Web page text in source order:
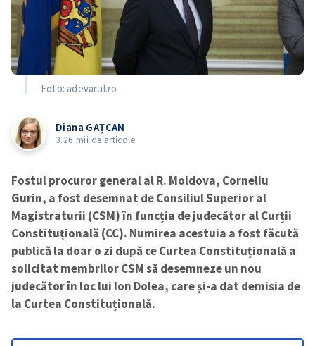
Foto: adevarul.ro
Diana GAȚCAN
3.26 mii de articole
Fostul procuror general al R. Moldova, Corneliu
Gurin, a fost desemnat de Consiliul Superior al
Magistraturii (CSM) în funcția de judecător al Curții
Constituțională (CC). Numirea acestuia a fost făcută
publică la doar o zi după ce Curtea Constituțională a
solicitat membrilor CSM să desemneze un nou
judecător în loc lui Ion Dolea, care și-a dat demisia de
la Curtea Constituțională.